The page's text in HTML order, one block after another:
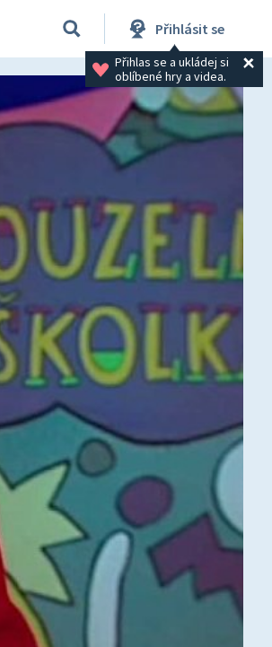
Přihlásit se
Přihlas se a ukládej si
oblíbené hry a videa.